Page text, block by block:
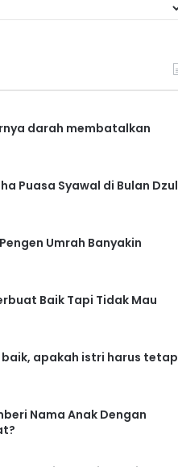
darah membatalkan
Puasa Syawal di Bulan Dzul
Umrah Banyakin
Baik Tapi Tidak Mau
baik, apakah istri harus tetap
Nama Anak Dengan